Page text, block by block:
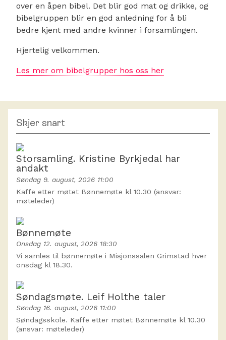
over en åpen bibel. Det blir god mat og drikke, og
bibelgruppen blir en god anledning for å bli
bedre kjent med andre kvinner i forsamlingen.
Hjertelig velkommen.
Les mer om bibelgrupper hos oss her
Skjer snart
Storsamling. Kristine Byrkjedal har
andakt
Søndag 9. august, 2026 11:00
Kaffe etter møtet Bønnemøte kl 10.30 (ansvar:
møteleder)
Bønnemøte
Onsdag 12. august, 2026 18:30
Vi samles til bønnemøte i Misjonssalen Grimstad hver
onsdag kl 18.30.
Søndagsmøte. Leif Holthe taler
Søndag 16. august, 2026 11:00
Søndagsskole. Kaffe etter møtet Bønnemøte kl 10.30
(ansvar: møteleder)